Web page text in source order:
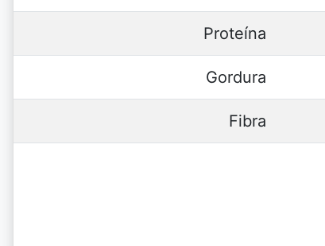
Proteína
Gordura
Fibra